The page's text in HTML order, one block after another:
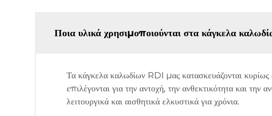
Ποια υλικά χρησιμοποιούνται στα κάγκελα
Τα κάγκελα καλωδίων RDI μας κατασκευάζονται
επιλέγονται για την αντοχή, την ανθεκτικότητα και
λειτουργικά και αισθητικά ελκυστικά για χρόνια.